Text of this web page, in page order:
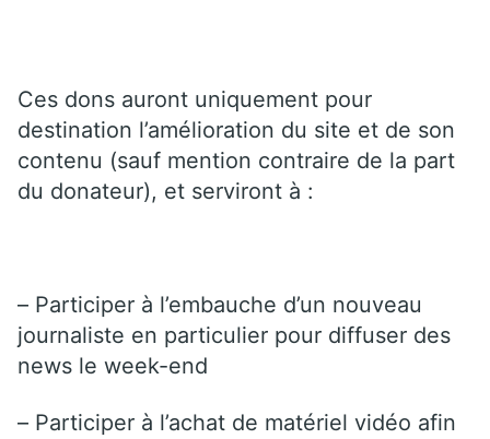
Ces dons auront uniquement pour
destination l’amélioration du site et de son
contenu (sauf mention contraire de la part
du donateur), et serviront à :
– Participer à l’embauche d’un nouveau
journaliste en particulier pour diffuser des
news le week-end
– Participer à l’achat de matériel vidéo afin